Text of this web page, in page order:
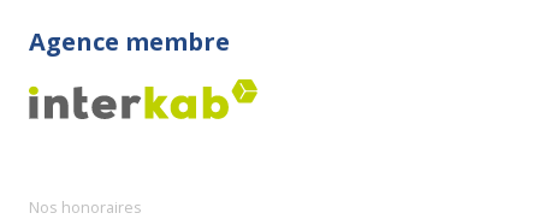
Agence membre
Nos honoraires